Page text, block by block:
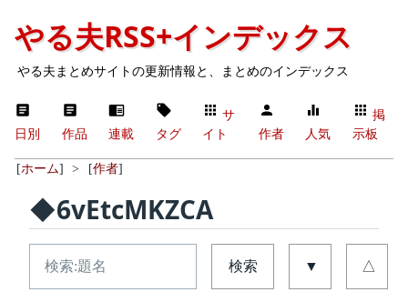
やる夫RSS+インデックス
やる夫まとめサイトの更新情報と、まとめのインデックス
日別 作品 連載 タグ
サ
イト
作者 人気
掲
示板
[ホーム] > [作者]
◆6vEtcMKZCA
検索 ▼ △